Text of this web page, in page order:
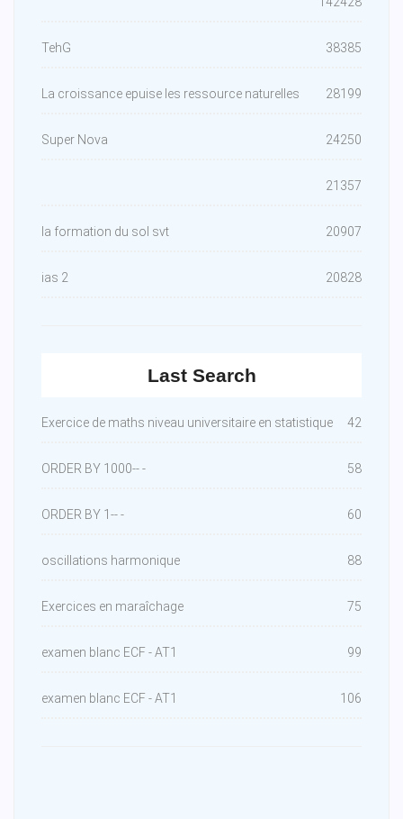
TehG 38385
La croissance epuise les ressource naturelles 28199
Super Nova 24250
21357
la formation du sol svt 20907
ias 2 20828
Last Search
Exercice de maths niveau universitaire en statistique 42
ORDER BY 1000-- - 58
ORDER BY 1-- - 60
oscillations harmonique 88
Exercices en maraîchage 75
examen blanc ECF - AT1 99
examen blanc ECF - AT1 106